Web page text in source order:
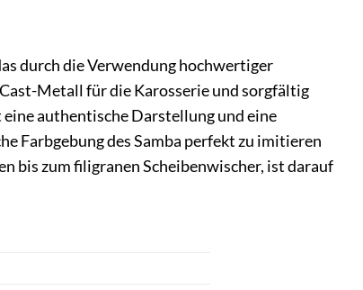
durch die Verwendung hochwertiger
Metall für die Karosserie und sorgfältig
authentische Darstellung und eine
Farbgebung des Samba perfekt zu imitieren
bis zum filigranen Scheibenwischer, ist darauf